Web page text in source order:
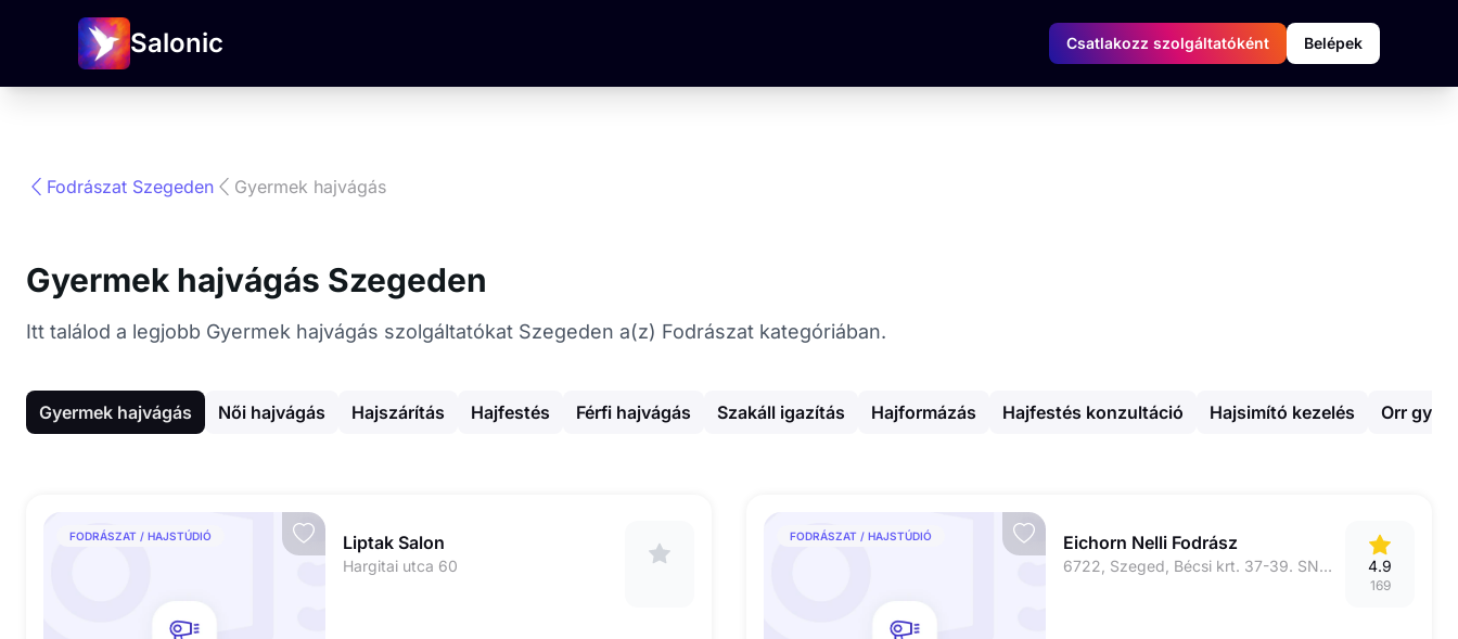
Salonic Csatlakozz szolgáltatóként Belépek
Fodrászat Szegeden Gyermek hajvágás
Gyermek hajvágás Szegeden
Itt találod a legjobb Gyermek hajvágás szolgáltatókat Szegeden a(z) Fodrászat kategóriában.
Gyermek hajvágás Női hajvágás Hajszárítás Hajfestés Férfi hajvágás Szakáll igazítás Hajformázás Hajfestés konzultáció Hajsimító kezelés Orr
FODRÁSZAT / HAJSTÚDIÓ Liptak Salon
Hargitai utca 60
FODRÁSZAT / HAJSTÚDIÓ Eichorn Nelli Fodrász
6722, Szeged, Bécsi krt. 37-39. SNITT üzlet 4.9
169